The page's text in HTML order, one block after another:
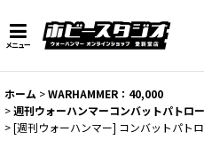
メニュー
ホーム >WARHAMMER：40,000
>週刊ウォーハンマーコンバットパトロ
>[週刊ウォーハンマー] コンバットパト